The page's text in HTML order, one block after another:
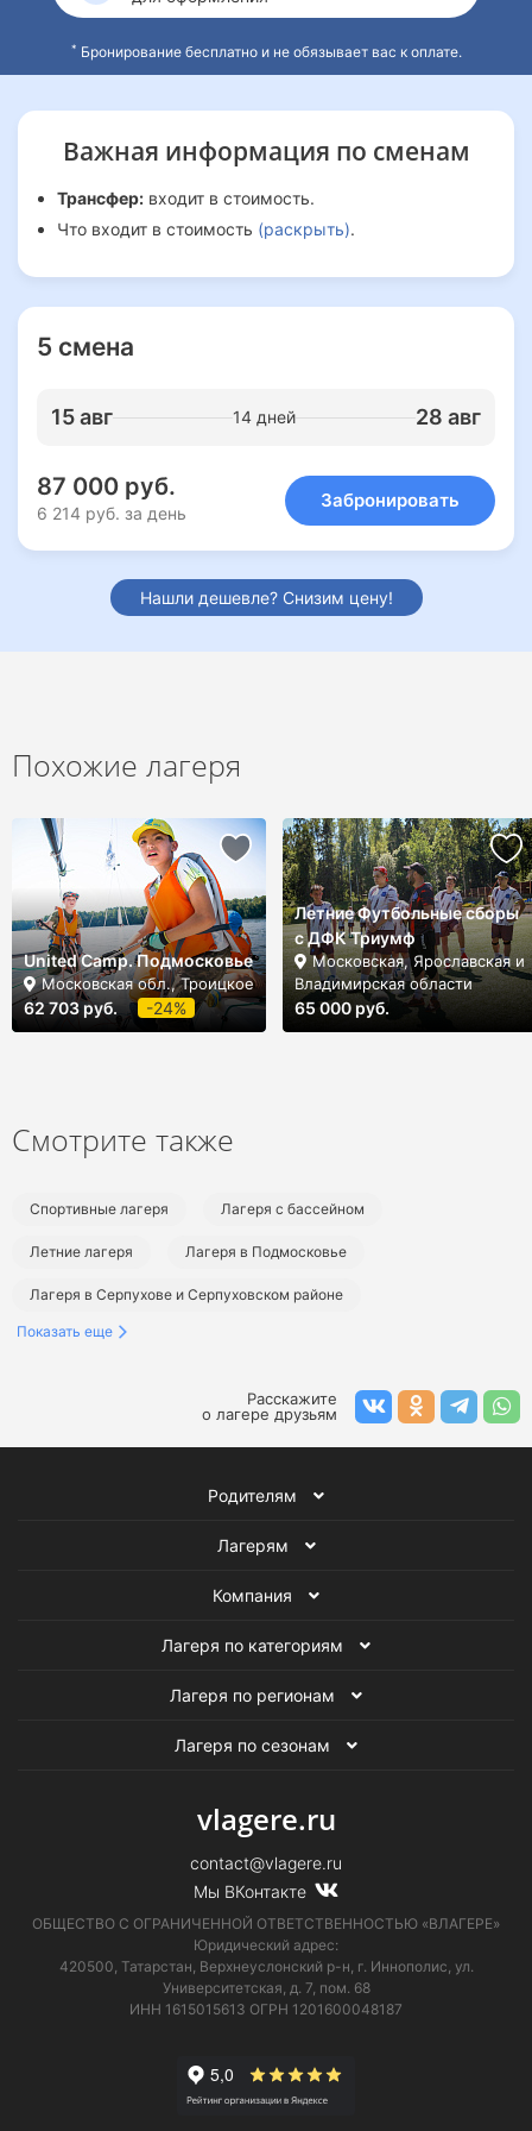
* Бронирование бесплатно и не обязывает вас к оплате.
Важная информация по сменам
Трансфер: входит в стоимость.
Что входит в стоимость (раскрыть).
5 смена
15 авг 14 дней 28 авг
87 000 руб.
6 214 руб. за день
Забронировать
Нашли дешевле? Снизим цену!
Похожие лагеря
United Camp. Подмосковье
Московская обл., Троицкое
62 703 руб. -24%
Летние Футбольные сборы
с ДФК Триумф
Московская, Ярославская и
Владимирская области
65 000 руб.
Смотрите также
Спортивные лагеря Лагеря с бассейном
Летние лагеря Лагеря в Подмосковье
Лагеря в Серпухове и Серпуховском районе
Спортивные лагеря в Подмосковье
Летние лагеря в Подмосковье Летние спортивные лагеря
Показать еще
Расскажите
о лагере друзьям
Родителям
Лагерям
Компания
Лагеря по категориям
Лагеря по регионам
Лагеря по сезонам
vlagere.ru
contact@vlagere.ru
Мы ВКонтакте
ОБЩЕСТВО С ОГРАНИЧЕННОЙ ОТВЕТСТВЕННОСТЬЮ «ВЛАГЕРЕ»
Юридический адрес:
420500, Татарстан, Верхнеуслонский р-н, г. Иннополис, ул.
Университетская, д. 7, пом. 68
ИНН 1615015613 ОГРН 1201600048187